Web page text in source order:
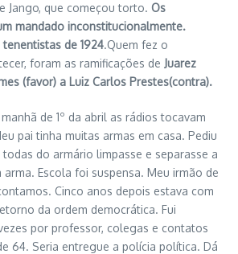
Jango, que começou torto. Os
mandado inconstitucionalmente.
de 1924.Quem fez o
foram as ramificações de Juarez
(favor) a Luiz Carlos Prestes(contra).
de 1º da abril as rádios tocavam
pai tinha muitas armas em casa. Pediu
do armário limpasse e separasse a
Escola foi suspensa. Meu irmão de
Cinco anos depois estava com
da ordem democrática. Fui
por professor, colegas e contatos
64. Seria entregue a polícia política. Dá